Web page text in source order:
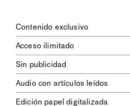
Contenido exclusivo
digitales dela diaria
los contenidos de Le Monde
diplomatique.
Acceso ilimitado
contenidos.
Sin publicidad
publicitarios.
Audio con artículos leídos
Edición papel digitalizada